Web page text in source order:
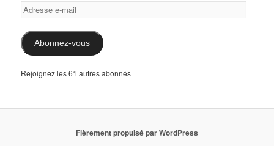
Adresse
e-
mail
Abonnez-vous
Rejoignez les 61 autres abonnés
Fièrement propulsé par WordPress